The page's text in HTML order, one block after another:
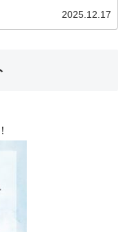
ロードPDFでアップロード
2025.12.17